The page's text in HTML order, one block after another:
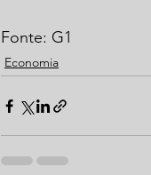
Fonte: G1
Economia